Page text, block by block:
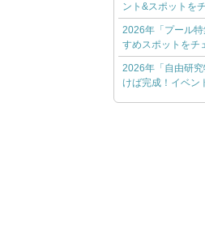
ント&スポットを
2026年「プール
すめスポットをチ
2026年「自由研
けば完成！イベン